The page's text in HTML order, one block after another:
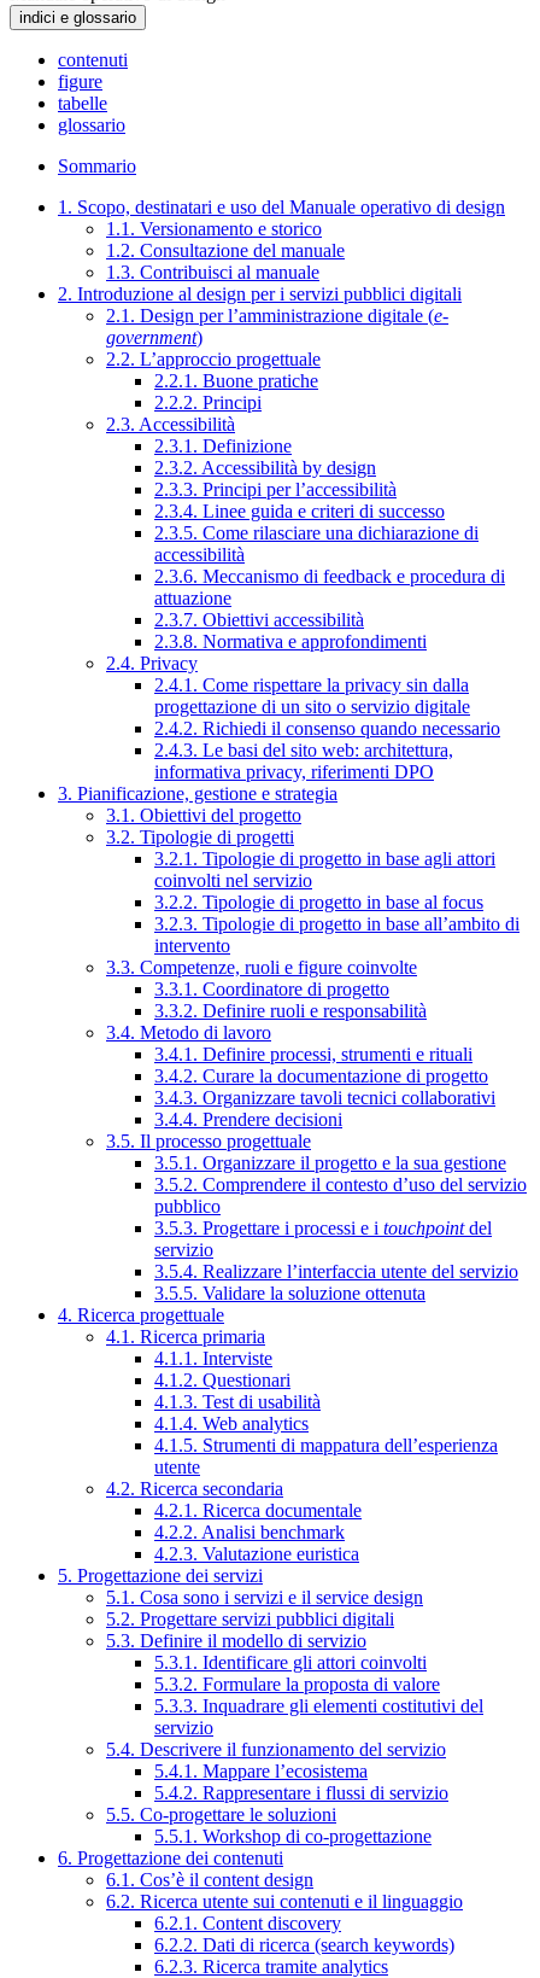
indici e glossario
contenuti
figure
tabelle
glossario
Sommario
1. Scopo, destinatari e uso del Manuale operativo di design
1.1. Versionamento e storico
1.2. Consultazione del manuale
1.3. Contribuisci al manuale
2. Introduzione al design per i servizi pubblici digitali
2.1. Design per l’amministrazione digitale (e-
government)
2.2. L’approccio progettuale
2.2.1. Buone pratiche
2.2.2. Principi
2.3. Accessibilità
2.3.1. Definizione
2.3.2. Accessibilità by design
2.3.3. Principi per l’accessibilità
2.3.4. Linee guida e criteri di successo
2.3.5. Come rilasciare una dichiarazione di
accessibilità
2.3.6. Meccanismo di feedback e procedura di
attuazione
2.3.7. Obiettivi accessibilità
2.3.8. Normativa e approfondimenti
2.4. Privacy
2.4.1. Come rispettare la privacy sin dalla
progettazione di un sito o servizio digitale
2.4.2. Richiedi il consenso quando necessario
2.4.3. Le basi del sito web: architettura,
informativa privacy, riferimenti DPO
3. Pianificazione, gestione e strategia
3.1. Obiettivi del progetto
3.2. Tipologie di progetti
3.2.1. Tipologie di progetto in base agli attori
coinvolti nel servizio
3.2.2. Tipologie di progetto in base al focus
3.2.3. Tipologie di progetto in base all’ambito di
intervento
3.3. Competenze, ruoli e figure coinvolte
3.3.1. Coordinatore di progetto
3.3.2. Definire ruoli e responsabilità
3.4. Metodo di lavoro
3.4.1. Definire processi, strumenti e rituali
3.4.2. Curare la documentazione di progetto
3.4.3. Organizzare tavoli tecnici collaborativi
3.4.4. Prendere decisioni
3.5. Il processo progettuale
3.5.1. Organizzare il progetto e la sua gestione
3.5.2. Comprendere il contesto d’uso del servizio
pubblico
3.5.3. Progettare i processi e i touchpointdel
servizio
3.5.4. Realizzare l’interfaccia utente del servizio
3.5.5. Validare la soluzione ottenuta
4. Ricerca progettuale
4.1. Ricerca primaria
4.1.1. Interviste
4.1.2. Questionari
4.1.3. Test di usabilità
4.1.4. Web analytics
4.1.5. Strumenti di mappatura dell’esperienza
utente
4.2. Ricerca secondaria
4.2.1. Ricerca documentale
4.2.2. Analisi benchmark
4.2.3. Valutazione euristica
5. Progettazione dei servizi
5.1. Cosa sono i servizi e il service design
5.2. Progettare servizi pubblici digitali
5.3. Definire il modello di servizio
5.3.1. Identificare gli attori coinvolti
5.3.2. Formulare la proposta di valore
5.3.3. Inquadrare gli elementi costitutivi del
servizio
5.4. Descrivere il funzionamento del servizio
5.4.1. Mappare l’ecosistema
5.4.2. Rappresentare i flussi di servizio
5.5. Co-progettare le soluzioni
5.5.1. Workshop di co-progettazione
6. Progettazione dei contenuti
6.1. Cos’è il content design
6.2. Ricerca utente sui contenuti e il linguaggio
6.2.1. Content discovery
6.2.2. Dati di ricerca (search keywords)
6.2.3. Ricerca tramite analytics